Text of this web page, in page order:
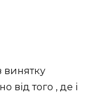
винятку
від того , де і